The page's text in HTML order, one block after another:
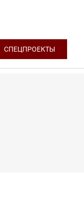
СПЕЦПРОЕКТЫ